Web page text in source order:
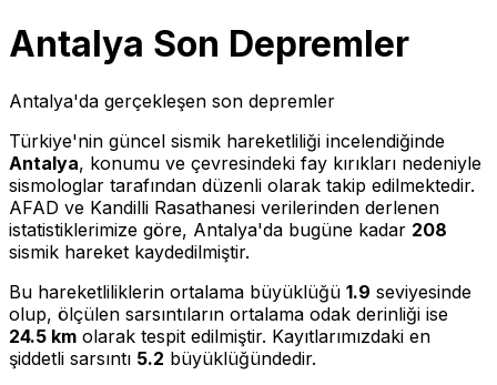
Antalya Son Depremler
Antalya'da gerçekleşen son depremler
Türkiye'nin güncel sismik hareketliliği incelendiğinde
Antalya, konumu ve çevresindeki fay kırıkları nedeniyle
sismologlar tarafından düzenli olarak takip edilmektedir.
AFAD ve Kandilli Rasathanesi verilerinden derlenen
istatistiklerimize göre, Antalya'da bugüne kadar 208
sismik hareket kaydedilmiştir.
Bu hareketliliklerin ortalama büyüklüğü 1.9 seviyesinde
olup, ölçülen sarsıntıların ortalama odak derinliği ise
24.5 km olarak tespit edilmiştir. Kayıtlarımızdaki en
şiddetli sarsıntı 5.2 büyüklüğündedir.